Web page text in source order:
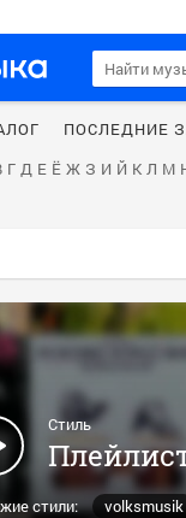
ПОСЛЕДНИЕ
Г Д Е Ё Ж З И Й К Л М
Стиль
стили: volksmusik